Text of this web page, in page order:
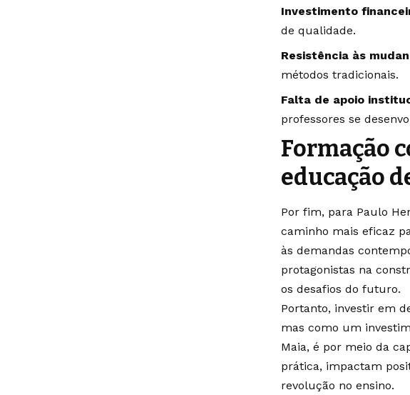
Investimento
de qualidade.
Resistência às
métodos tradicionais.
Falta de apoio
professores se
Formação
educação
Por fim, para Paulo
caminho mais eficaz
às demandas
protagonistas na
os desafios do futuro.
Portanto, investir em
mas como um
Maia, é por meio da
prática, impactam
revolução no ensino.